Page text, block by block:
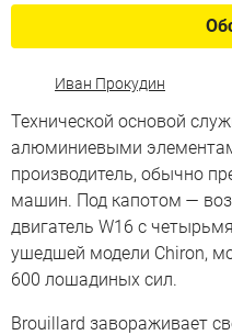
Иван Прокудин
Технической основой
алюминиевыми
производитель, обычно
машин. Под капотом —
двигатель W16 с
ушедшей модели Chiron,
600 лошадиных сил.
Brouillard завораживает